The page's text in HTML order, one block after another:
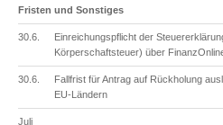
Fristen und Sonstiges
30.6.
Einreichungspflicht der
Körperschaftsteuer) über
30.6.
Fallfrist für Antrag auf Rückholung
EU-Ländern
Juli